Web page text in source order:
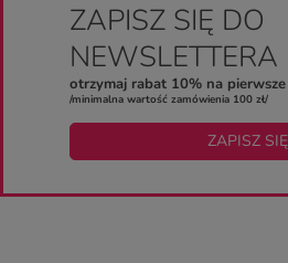
ZAPISZ SIĘ DO
NEWSLETTERA
otrzymaj rabat 10% na
/minimalna wartość zamówienia 100 zł/
ZAPISZ SIĘ